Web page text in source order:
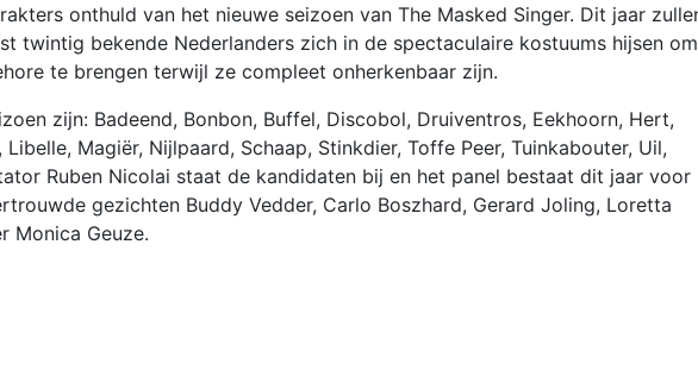
onthuld van het nieuwe seizoen van The Masked Singer. Dit jaar
twintig bekende Nederlanders zich in de spectaculaire kostuums hijsen om
te brengen terwijl ze compleet onherkenbaar zijn.
zijn: Badeend, Bonbon, Buffel, Discobol, Druiventros, Eekhoorn, Hert,
Libelle, Magiër, Nijlpaard, Schaap, Stinkdier, Toffe Peer, Tuinkabouter, Uil,
Ruben Nicolai staat de kandidaten bij en het panel bestaat dit jaar voor
gezichten Buddy Vedder, Carlo Boszhard, Gerard Joling, Loretta
Monica Geuze.